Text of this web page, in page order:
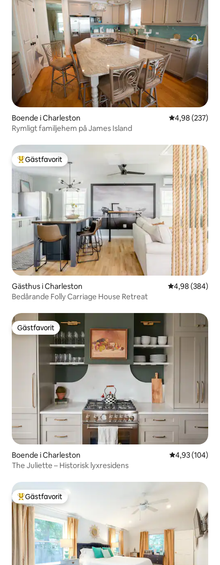
Boende i Charleston 4,98 av 5 i
4,98 (237)
Rymligt familjehem på James Island
Populär gästfavorit
Gästfavorit
Gästhus i Charleston 4,98 av 5 i
4,98 (384)
Bedårande Folly Carriage House Retreat
Gästfavorit
Gästfavorit
Boende i Charleston 4,93 av 5 i
4,93 (104)
The Juliette – Historisk lyxresidens
Populär gästfavorit
Gästfavorit